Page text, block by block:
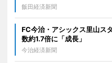
飯田経済新聞
FC今治・アシックス里山ス
数約1.7倍に「成長」
今治経済新聞